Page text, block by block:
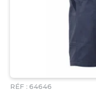
RÉF : 64646